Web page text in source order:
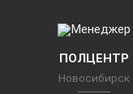
ПОЛЦЕНТР
Новосибирск